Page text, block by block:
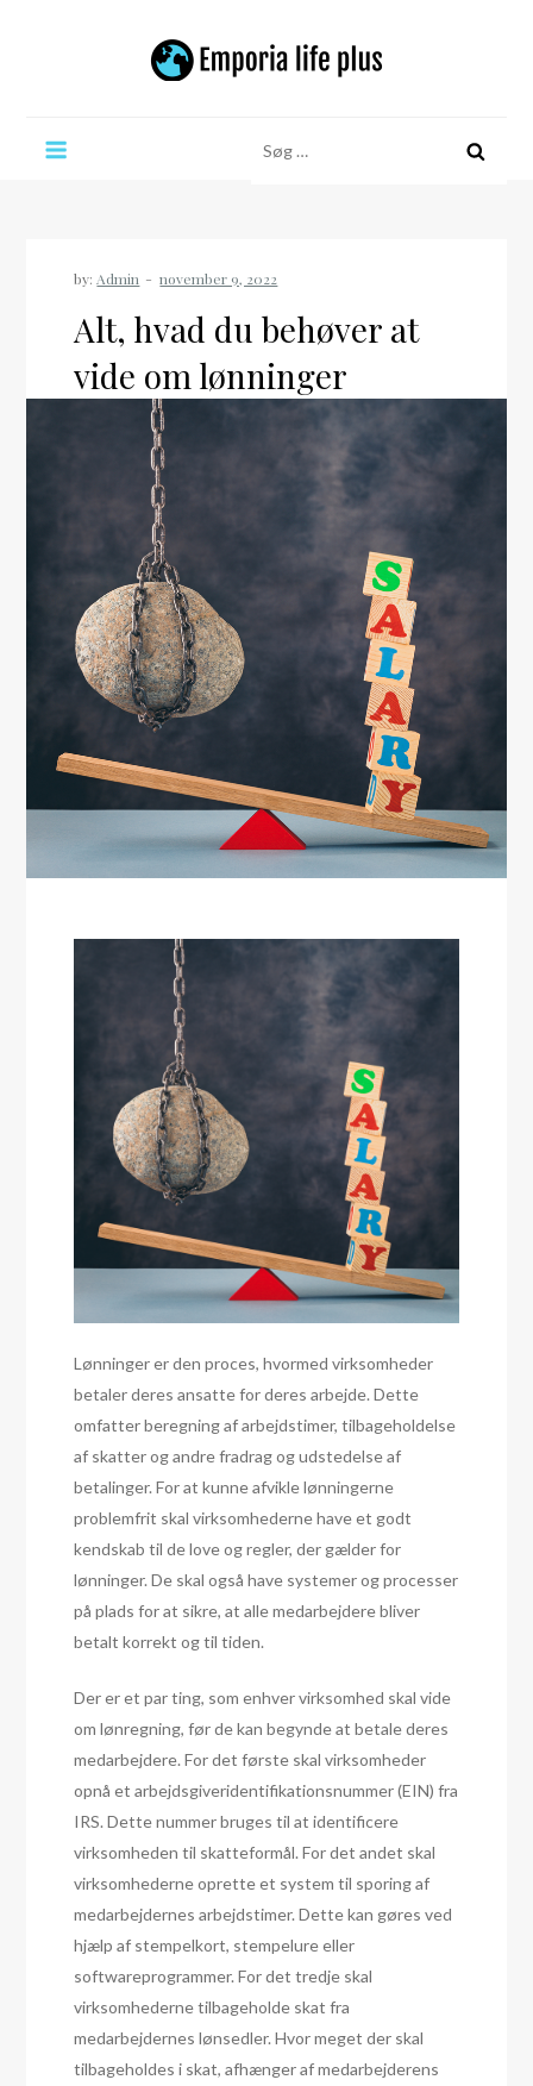
efter:
by: Admin
Alt, hvad du behøver at
vide om lønninger
Lønninger er den proces, hvormed virksomheder
betaler deres ansatte for deres arbejde. Dette
omfatter beregning af arbejdstimer, tilbageholdelse
af skatter og andre fradrag og udstedelse af
betalinger. For at kunne afvikle lønningerne
problemfrit skal virksomhederne have et godt
kendskab til de love og regler, der gælder for
lønninger. De skal også have systemer og processer
på plads for at sikre, at alle medarbejdere bliver
betalt korrekt og til tiden.
Der er et par ting, som enhver virksomhed skal vide
om lønregning, før de kan begynde at betale deres
medarbejdere. For det første skal virksomheder
opnå et arbejdsgiveridentifikationsnummer (EIN) fra
IRS. Dette nummer bruges til at identificere
virksomheden til skatteformål. For det andet skal
virksomhederne oprette et system til sporing af
medarbejdernes arbejdstimer. Dette kan gøres ved
hjælp af stempelkort, stempelure eller
softwareprogrammer. For det tredje skal
virksomhederne tilbageholde skat fra
medarbejdernes lønsedler. Hvor meget der skal
tilbageholdes i skat, afhænger af medarbejderens